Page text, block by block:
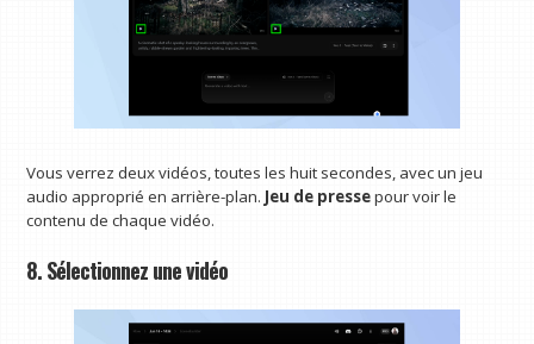
Vous verrez deux vidéos, toutes les huit secondes, avec un jeu
audio approprié en arrière-plan. Jeu de pressepour voir le
contenu de chaque vidéo.
8. Sélectionnez une vidéo